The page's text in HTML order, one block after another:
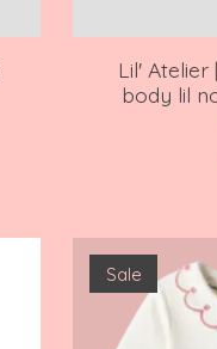
Lil' Atelier
body lil
Sale